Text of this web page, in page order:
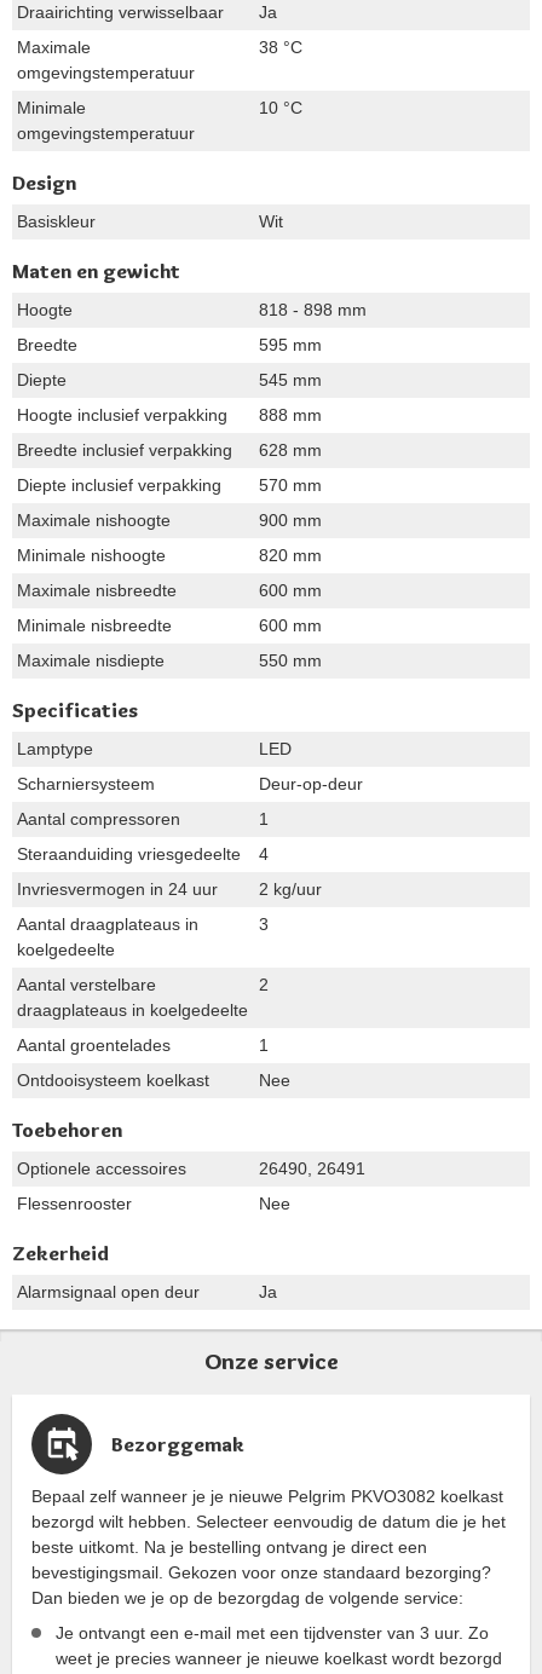
Draairichting verwisselbaar
Ja
Maximale
omgevingstemperatuur
38 °C
Minimale
omgevingstemperatuur
10 °C
Design
Basiskleur Wit
Maten en gewicht
Hoogte
818 - 898 mm
Breedte
595 mm
Diepte
545 mm
Hoogte inclusief verpakking
888 mm
Breedte inclusief verpakking
628 mm
Diepte inclusief verpakking
570 mm
Maximale nishoogte
900 mm
Minimale nishoogte
820 mm
Maximale nisbreedte
600 mm
Minimale nisbreedte
600 mm
Maximale nisdiepte
550 mm
Specificaties
Lamptype
LED
Scharniersysteem
Deur-op-deur
Aantal compressoren
1
Steraanduiding vriesgedeelte
4
Invriesvermogen in 24 uur
2 kg/uur
Aantal draagplateaus in
koelgedeelte
3
Aantal verstelbare
draagplateaus in koelgedeelte
2
Aantal groentelades
1
Ontdooisysteem koelkast
Nee
Toebehoren
Optionele accessoires
26490, 26491
Flessenrooster
Nee
Zekerheid
Alarmsignaal open deur Ja
Onze service
Bezorggemak
Bepaal zelf wanneer je je nieuwe Pelgrim PKVO3082 koelkast
bezorgd wilt hebben. Selecteer eenvoudig de datum die je het
beste uitkomt. Na je bestelling ontvang je direct een
bevestigingsmail. Gekozen voor onze standaard bezorging?
Dan bieden we je op de bezorgdag de volgende service:
Je ontvangt een e-mail met een tijdvenster van 3 uur. Zo
weet je precies wanneer je nieuwe koelkast wordt bezorgd